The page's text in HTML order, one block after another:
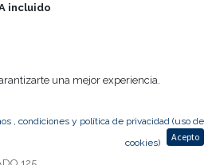
incluido
125
una mejor experiencia.
, condiciones y política de privacidad (uso de
cookies)
Acepto